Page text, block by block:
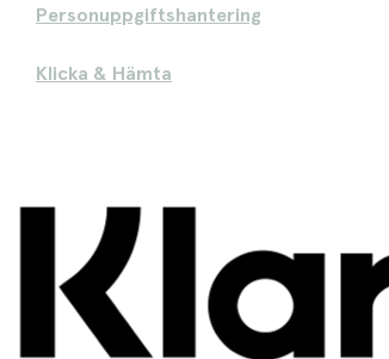
Personuppgiftshantering
Klicka & Hämta